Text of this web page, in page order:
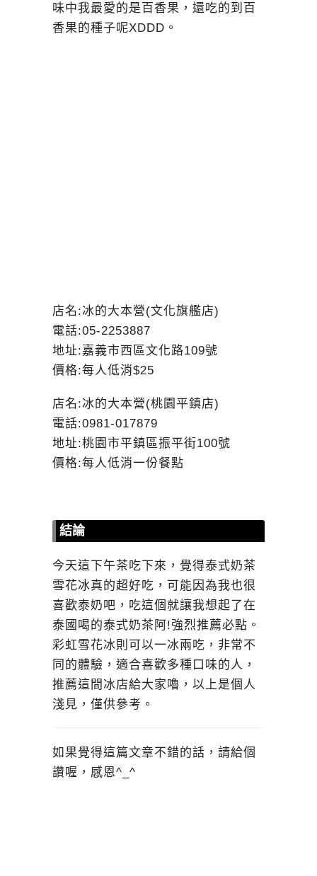
味中我最愛的是百香果，還吃的到百
香果的種子呢XDDD。
店名:冰的大本營(文化旗艦店)
電話:05-2253887
地址:嘉義市西區文化路109號
價格:每人低消$25
店名:冰的大本營(桃園平鎮店)
電話:0981-017879
地址:桃園市平鎮區振平街100號
價格:每人低消一份餐點
結論
今天這下午茶吃下來，覺得泰式奶茶
雪花冰真的超好吃，可能因為我也很
喜歡泰奶吧，吃這個就讓我想起了在
泰國喝的泰式奶茶阿!強烈推薦必點。
彩虹雪花冰則可以一冰兩吃，非常不
同的體驗，適合喜歡多種口味的人，
推薦這間冰店給大家嚕，以上是個人
淺見，僅供參考。
如果覺得這篇文章不錯的話，請給個
讚喔，感恩^_^